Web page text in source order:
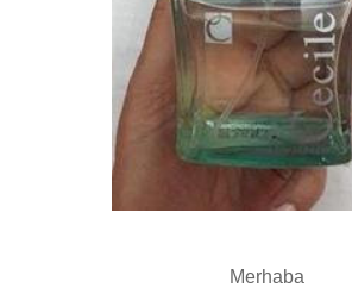
Merhaba